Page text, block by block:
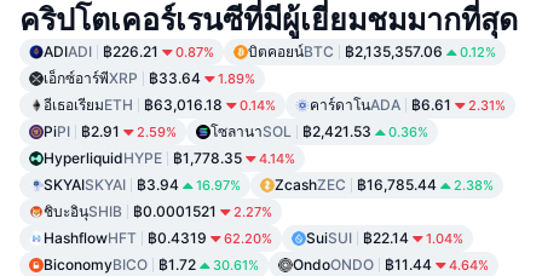
คริปโตเคอร์เรนซีที่มีผู้เยี่ยมชมมากที่สุด
ADIADI ฿226.21 0.87% บิตคอยน์BTC ฿2,135,357.06 0.12%
เอ็กซ์อาร์พีXRP ฿33.64 1.89%
อีเธอเรียมETH ฿63,016.18 0.14% คาร์ดาโนADA ฿6.61 2.31%
PiPI ฿2.91 2.59% โซลานาSOL ฿2,421.53 0.36%
HyperliquidHYPE ฿1,778.35 4.14%
SKYAISKYAI ฿3.94 16.97% ZcashZEC ฿16,785.44 2.38%
ชิบะอินุSHIB ฿0.0001521 2.27%
HashflowHFT ฿0.4319 62.20% SuiSUI ฿22.14 1.04%
BiconomyBICO ฿1.72 30.61% OndoONDO ฿11.44 4.64%